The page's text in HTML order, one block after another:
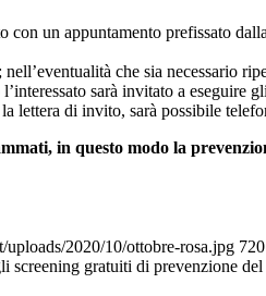
con un appuntamento prefissato
che sia necessario
sarà invitato a
lettera di invito, sarà possibile
in questo modo la
2020/10/ottobre-rosa.jpg 720
screening gratuiti di prevenzione